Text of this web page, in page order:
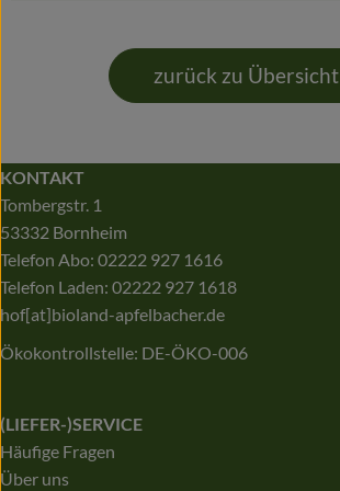
zurück zu Übersicht
KONTAKT
Tombergstr. 1
53332 Bornheim
Telefon Abo: 02222 927 1616
Telefon Laden: 02222 927 1618
hof[at]bioland-apfelbacher.de
Ökokontrollstelle: DE-ÖKO-006
(LIEFER-)SERVICE
Häufige Fragen
Über uns